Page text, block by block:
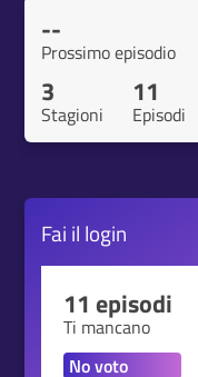
--
Prossimo episodio
3
Stagioni
11
Episodi
Fai il login
11 episodi
Ti mancano